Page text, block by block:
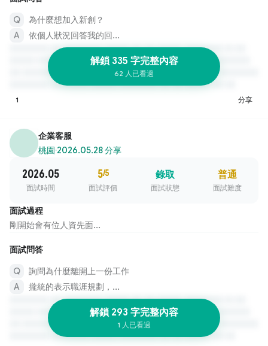
為什麼想加入新創？
依個人狀況回答我的回...
解鎖 335 字完整內容
62 人已看過
1 分享
企業客服
桃園·2026.05.28 分享
2026.05
面試時間
5/5
面試評價
錄取
面試狀態
普通
面試難度
面試過程
剛開始會有位人資先面...
面試問答
詢問為什麼離開上一份工作
攏統的表示職涯規劃，...
解鎖 293 字完整內容
1 人已看過